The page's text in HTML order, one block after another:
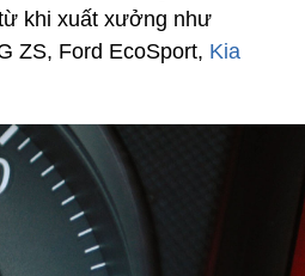
khi xuất xưởng như
ZS, Ford EcoSport, Kia